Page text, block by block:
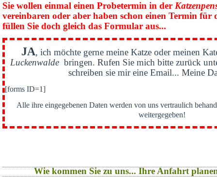
Sie wollen einmal einen Probetermin in der
vereinbaren oder aber haben schon einen Termin für
füllen Sie doch gleich das Formular aus...
JA, ich möchte gerne meine Katze oder meinen
Luckenwaldebringen. Rufen Sie mich bitte zurück
schreiben sie mir eine Email... Meine
[forms ID=1]
Alle ihre eingegebenen Daten werden von uns vertraulich
weitergegeben!
Wie kommen Sie zu uns... Ihre Anfahrt